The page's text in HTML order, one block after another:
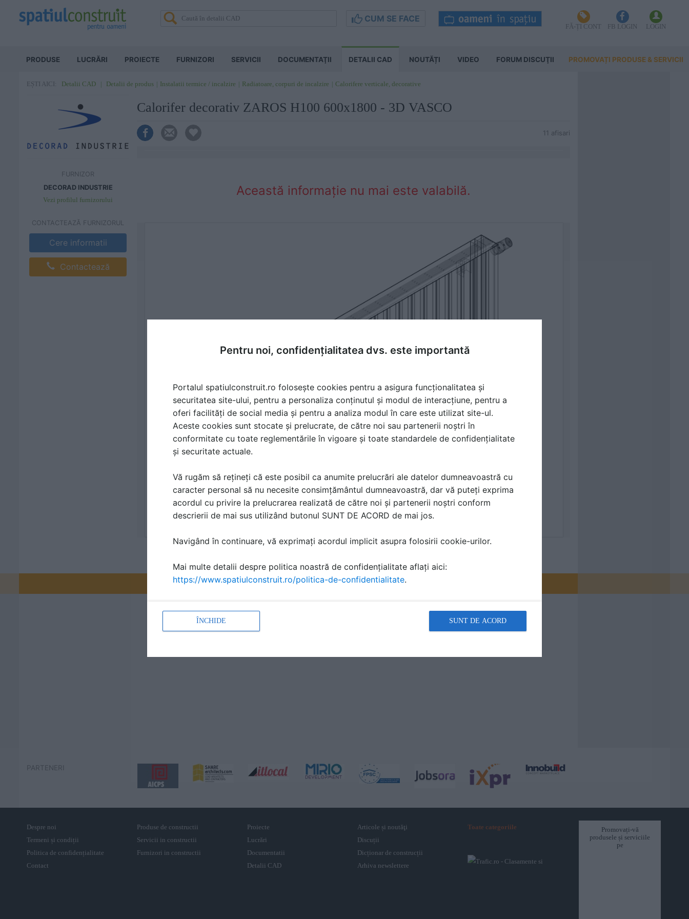
CUM SE FACE
FĂ-ȚI CONT FB LOGIN LOGIN
PRODUSE LUCRĂRI PROIECTE FURNIZORI SERVICII DOCUMENTAŢII DETALII CAD NOUTĂȚI VIDEO FORUM DISCUŢII PROMOVAȚI PRODUSE & SERVICII
EȘTI AICI: Detalii CAD Detalii de produs Instalatii termice / incalzire Radiatoare, corpuri de incalzire Calorifere verticale, decorative
FURNIZOR
DECORAD INDUSTRIE
Vezi profilul furnizorului
CONTACTEAZĂ FURNIZORUL
Cere informatii
Contactează
Calorifer decorativ ZAROS H100 600x1800 - 3D VASCO
11 afisari
Această informaţie nu mai este valabilă.
Promovați-vă produsele și serviciile pe SpatiulConstruit.ro!
PARTENERI
Despre noi
Termeni și condiții
Politica de confidențialitate
Contact
Produse de constructii
Servicii in constructii
Furnizori in constructii
Proiecte
Lucrări
Documentatii
Detalii CAD
Articole și noutăţi
Discuții
Dicționar de construcții
Arhiva newslettere
Toate categoriile
Promovați-vă
produsele și serviciile
pe
Pentru noi, confidențialitatea dvs. este importantă
Portalul spatiulconstruit.ro folosește cookies pentru a asigura funcționalitatea și
securitatea site-ului, pentru a personaliza conținutul și modul de interacțiune, pentru a
oferi facilități de social media și pentru a analiza modul în care este utilizat site-ul.
Aceste cookies sunt stocate și prelucrate, de către noi sau partenerii noștri în
conformitate cu toate reglementările în vigoare și toate standardele de confidențialitate
și securitate actuale.
Vă rugăm să rețineți că este posibil ca anumite prelucrări ale datelor dumneavoastră cu
caracter personal să nu necesite consimțământul dumneavoastră, dar vă puteți exprima
acordul cu privire la prelucrarea realizată de către noi și partenerii noștri conform
descrierii de mai sus utilizând butonul SUNT DE ACORD de mai jos.
Navigând în continuare, vă exprimați acordul implicit asupra folosirii cookie-urilor.
Mai multe detalii despre politica noastră de confidențialitate aflați aici:
https://www.spatiulconstruit.ro/politica-de-confidentialitate.
ÎNCHIDE SUNT DE ACORD